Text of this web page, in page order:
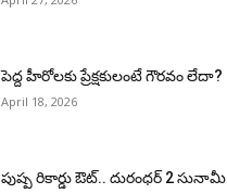
పెద్ద హీరోల‌కు ప్రేక్ష‌కులంటే గౌర‌వం లేదా?
April 18, 2026
పుష్ప రికార్డు ఔట్‌.. దురంధ‌ర్ 2 సునామీ